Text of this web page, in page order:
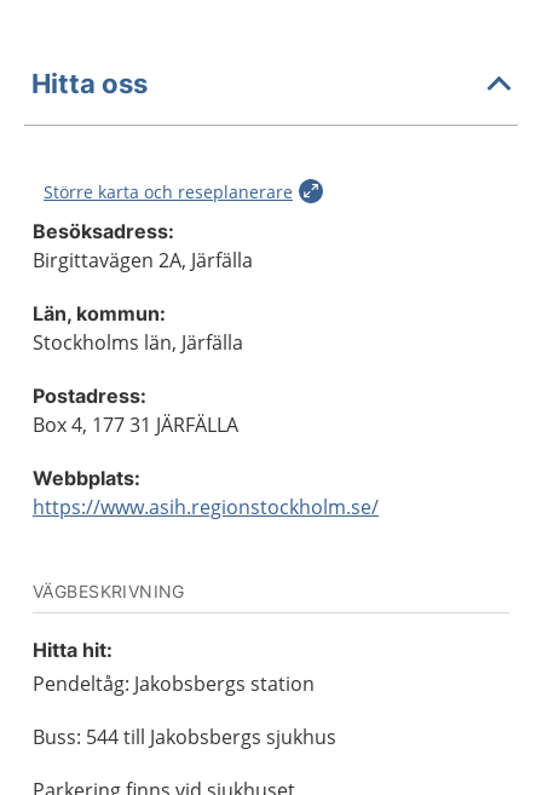
Hitta oss
Större karta och reseplanerare
Besöksadress:
Birgittavägen 2A, Järfälla
Län, kommun:
Stockholms län, Järfälla
Postadress:
Box 4, 177 31 JÄRFÄLLA
Webbplats:
https://www.asih.regionstockholm.se/
VÄGBESKRIVNING
Hitta hit:
Pendeltåg: Jakobsbergs station
Buss: 544 till Jakobsbergs sjukhus